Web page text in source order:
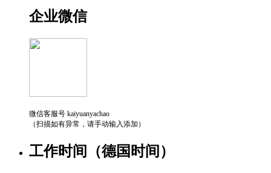
企业微信
微信客服号 kaiyuanyachao
（扫描如有异常，请手动输入添加）
工作时间（德国时间）